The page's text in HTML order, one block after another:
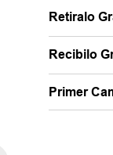
Retiralo
Recibilo
Primer